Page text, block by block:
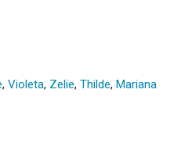
, Violeta, Zelie, Thilde, Mariana